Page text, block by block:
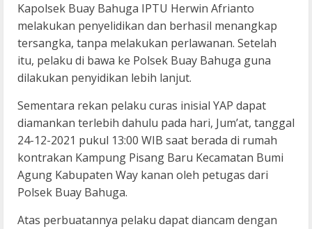
Kapolsek Buay Bahuga IPTU Herwin Afrianto
melakukan penyelidikan dan berhasil menangkap
tersangka, tanpa melakukan perlawanan. Setelah
itu, pelaku di bawa ke Polsek Buay Bahuga guna
dilakukan penyidikan lebih lanjut.
Sementara rekan pelaku curas inisial YAP dapat
diamankan terlebih dahulu pada hari, Jum’at, tanggal
24-12-2021 pukul 13:00 WIB saat berada di rumah
kontrakan Kampung Pisang Baru Kecamatan Bumi
Agung Kabupaten Way kanan oleh petugas dari
Polsek Buay Bahuga.
Atas perbuatannya pelaku dapat diancam dengan